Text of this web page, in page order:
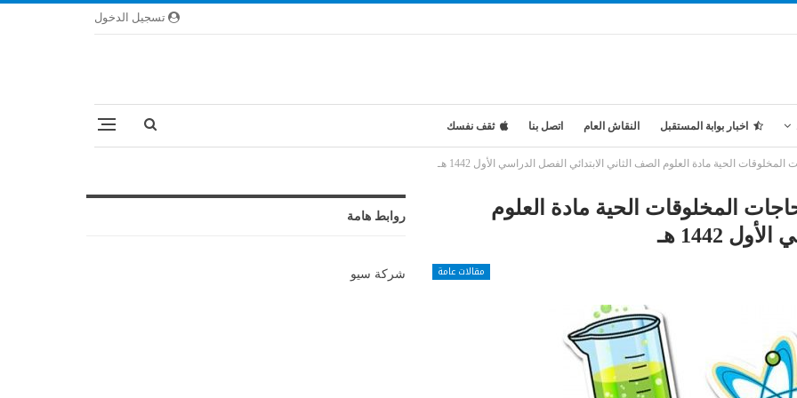
تسجيل الدخول
اخبار بوابة المستقبل النقاش العام اتصل بنا ثقف نفسك
الحية مادة العلوم الصف الثاني الابتدائي الفصل الدراسي الأول 1442 هـ
المخلوقات الحية مادة العلوم
1442 هـ
مقالات عامة
روابط هامة
شركة سيو